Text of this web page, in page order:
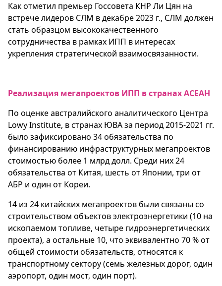
Как отметил премьер Госсовета КНР Ли Цян на
встрече лидеров СЛМ в декабре 2023 г., СЛМ должен
стать образцом высококачественного
сотрудничества в рамках ИПП в интересах
укрепления стратегической взаимосвязанности.
Реализация мегапроектов ИПП в странах АСЕАН
По оценке австралийского аналитического Центра
Lowy Institute, в странах ЮВА за период 2015-2021 гг.
было зафиксировано 34 обязательства по
финансированию инфраструктурных мегапроектов
стоимостью более 1 млрд долл. Среди них 24
обязательства от Китая, шесть от Японии, три от
АБР и один от Кореи.
14 из 24 китайских мегапроектов были связаны со
строительством объектов электроэнергетики (10 на
ископаемом топливе, четыре гидроэнергетических
проекта), а остальные 10, что эквивалентно 70 % от
общей стоимости обязательств, относятся к
транспортному сектору (семь железных дорог, один
аэропорт, один мост, один порт).